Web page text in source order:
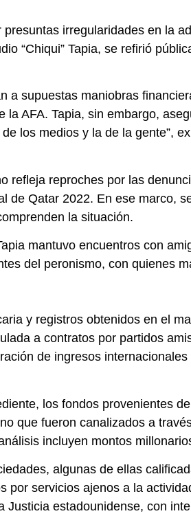
irregularidades en la
“Chiqui” Tapia, se refirió
a supuestas maniobras
AFA. Tapia, sin embargo,
los medios y la de la gente”,
refleja reproches por las
de Qatar 2022. En ese marco,
la situación.
mantuvo encuentros con
del peronismo, con quienes
y registros obtenidos en el
a contratos por partidos
de ingresos
los fondos provenientes
que fueron canalizados a
incluyen montos
algunas de ellas
por servicios ajenos a la
estadounidense, con